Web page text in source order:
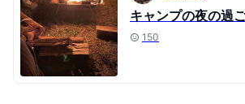
キャンプの夜の過
150